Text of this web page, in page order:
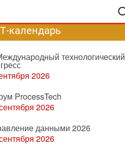
календарь
технологический
2026
ProcessTech
2026
данными 2026
2026